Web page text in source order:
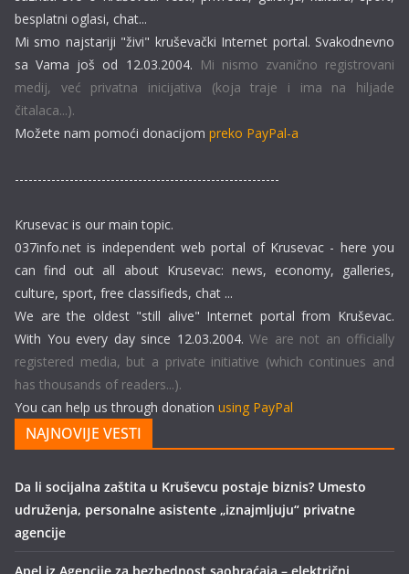
besplatni oglasi, chat...
Mi smo najstariji "živi" kruševački Internet portal. Svakodnevno
sa Vama još od 12.03.2004. Mi nismo zvanično registrovani
medij, već privatna inicijativa (koja traje i ima na hiljade
čitalaca...).
Možete nam pomoći donacijom preko PayPal-a
----------------------------------------------------------
Krusevac is our main topic.
037info.net is independent web portal of Krusevac - here you
can find out all about Krusevac: news, economy, galleries,
culture, sport, free classifieds, chat ...
We are the oldest "still alive" Internet portal from Kruševac.
With You every day since 12.03.2004. We are not an officially
registered media, but a private initiative (which continues and
has thousands of readers...).
You can help us through donation using PayPal
NAJNOVIJE VESTI
Da li socijalna zaštita u Kruševcu postaje biznis? Umesto
udruženja, personalne asistente „iznajmljuju“ privatne
agencije